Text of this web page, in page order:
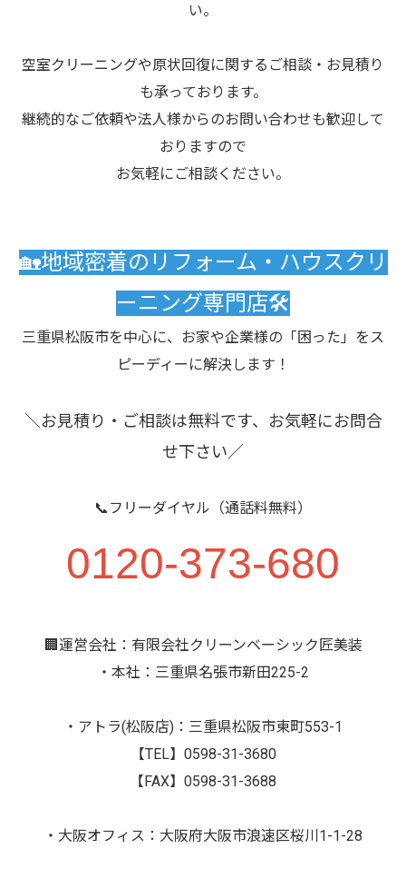
い。
空室クリーニングや原状回復に関するご相談・お見積り
も承っております。
継続的なご依頼や法人様からのお問い合わせも歓迎して
おりますので
お気軽にご相談ください。
🏡地域密着のリフォーム・ハウスクリ
ーニング専門店🛠️
三重県松阪市を中心に、お家や企業様の「困った」をス
ピーディーに解決します！
＼お見積り・ご相談は無料です、お気軽にお問合
せ下さい／
📞フリーダイヤル（通話料無料）
0120-373-680
🏢運営会社：有限会社クリーンベーシック匠美装
・本社：三重県名張市新田225-2
・アトラ(松阪店)：三重県松阪市東町553-1
【TEL】0598-31-3680
【FAX】0598-31-3688
・大阪オフィス：大阪府大阪市浪速区桜川1-1-28